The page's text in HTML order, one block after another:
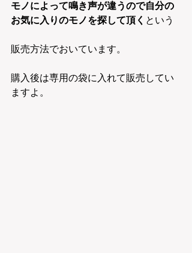
モノによって鳴き声が違うので自分の
お気に入りのモノを探して頂く という
販売方法でおいています。
購入後は専用の袋に入れて販売してい
ますよ。